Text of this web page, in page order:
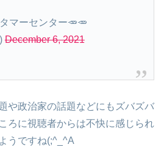
マーセンター🥕🥕
December 6, 2021
や政治家の話題などにもズバズバ
ろに視聴者からは不快に感じられ
うですね(;^_^A